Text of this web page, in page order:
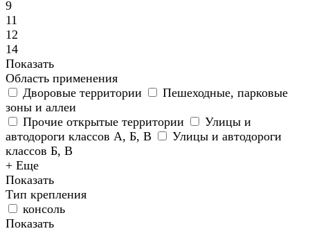
9
11
12
14
Показать
Область применения
Дворовые территории
Пешеходные, парковые
зоны и аллеи
Прочие открытые территории
Улицы и
автодороги классов А, Б, В
Улицы и автодороги
классов Б, В
+ Еще
Показать
Тип крепления
консоль
Показать